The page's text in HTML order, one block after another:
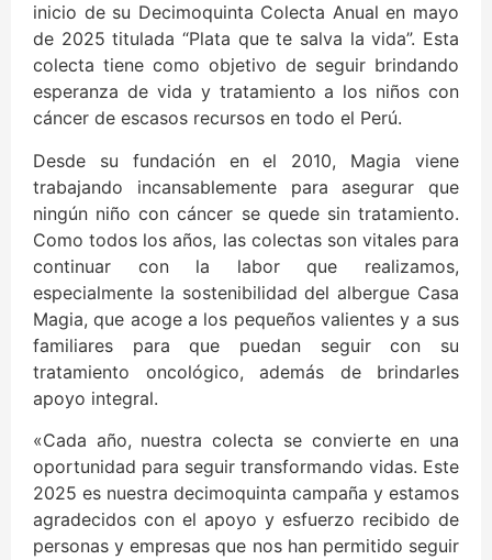
inicio de su Decimoquinta Colecta Anual en mayo
de 2025 titulada “Plata que te salva la vida”. Esta
colecta tiene como objetivo de seguir brindando
esperanza de vida y tratamiento a los niños con
cáncer de escasos recursos en todo el Perú.
Desde su fundación en el 2010, Magia viene
trabajando incansablemente para asegurar que
ningún niño con cáncer se quede sin tratamiento.
Como todos los años, las colectas son vitales para
continuar con la labor que realizamos,
especialmente la sostenibilidad del albergue Casa
Magia, que acoge a los pequeños valientes y a sus
familiares para que puedan seguir con su
tratamiento oncológico, además de brindarles
apoyo integral.
«Cada año, nuestra colecta se convierte en una
oportunidad para seguir transformando vidas. Este
2025 es nuestra decimoquinta campaña y estamos
agradecidos con el apoyo y esfuerzo recibido de
personas y empresas que nos han permitido seguir